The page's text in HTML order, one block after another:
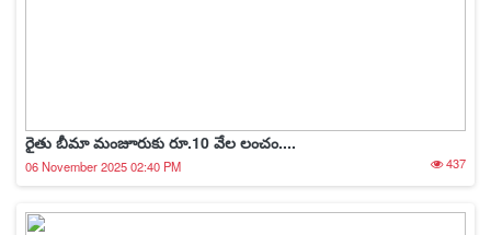
రైతు బీమా మంజూరుకు రూ.10 వేల లంచం....
06 November 2025 02:40 PM 437